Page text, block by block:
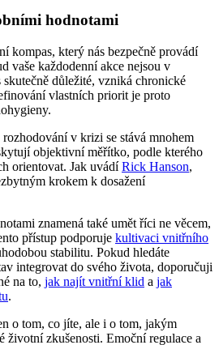
hodnotami
kompas, který nás bezpečně provádí
vaše každodenní akce nejsou v
důležité, vzniká chronické
vlastních priorit je proto
v krizi se stává mnohem
objektivní měřítko, podle kterého
orientovat. Jak uvádíRick Hanson,
krokem k dosažení
znamená také umět říci ne věcem,
přístup podporuje kultivaci vnitřního
stabilitu. Pokud hledáte
integrovat do svého života, doporučuji
na to, jak najít vnitřní klid a jak
.
o tom, co jíte, ale i o tom, jakým
životní zkušenosti. Emoční regulace a